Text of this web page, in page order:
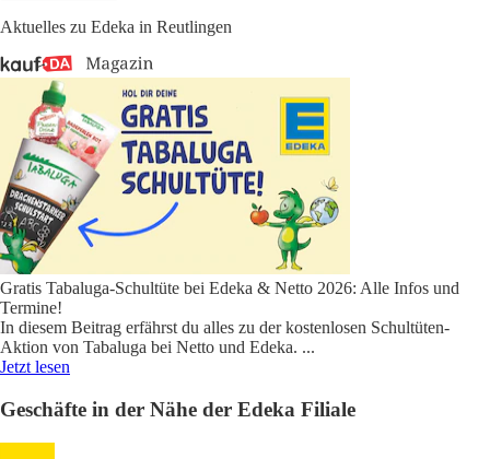
Aktuelles zu Edeka in Reutlingen
Gratis Tabaluga-Schultüte bei Edeka & Netto 2026: Alle Infos und
Termine!
In diesem Beitrag erfährst du alles zu der kostenlosen Schultüten-
Aktion von Tabaluga bei Netto und Edeka. ...
Jetzt lesen
Geschäfte in der Nähe der Edeka Filiale